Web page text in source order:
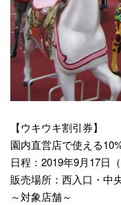
【ウキウキ割引券】
園内直営店で使える
日程：2019年9月17日
販売場所：西入口・中
～対象店舗～